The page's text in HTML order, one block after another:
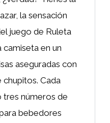
la sensación
juego de Ruleta
camiseta en un
aseguradas con
chupitos. Cada
tres números de
bebedores